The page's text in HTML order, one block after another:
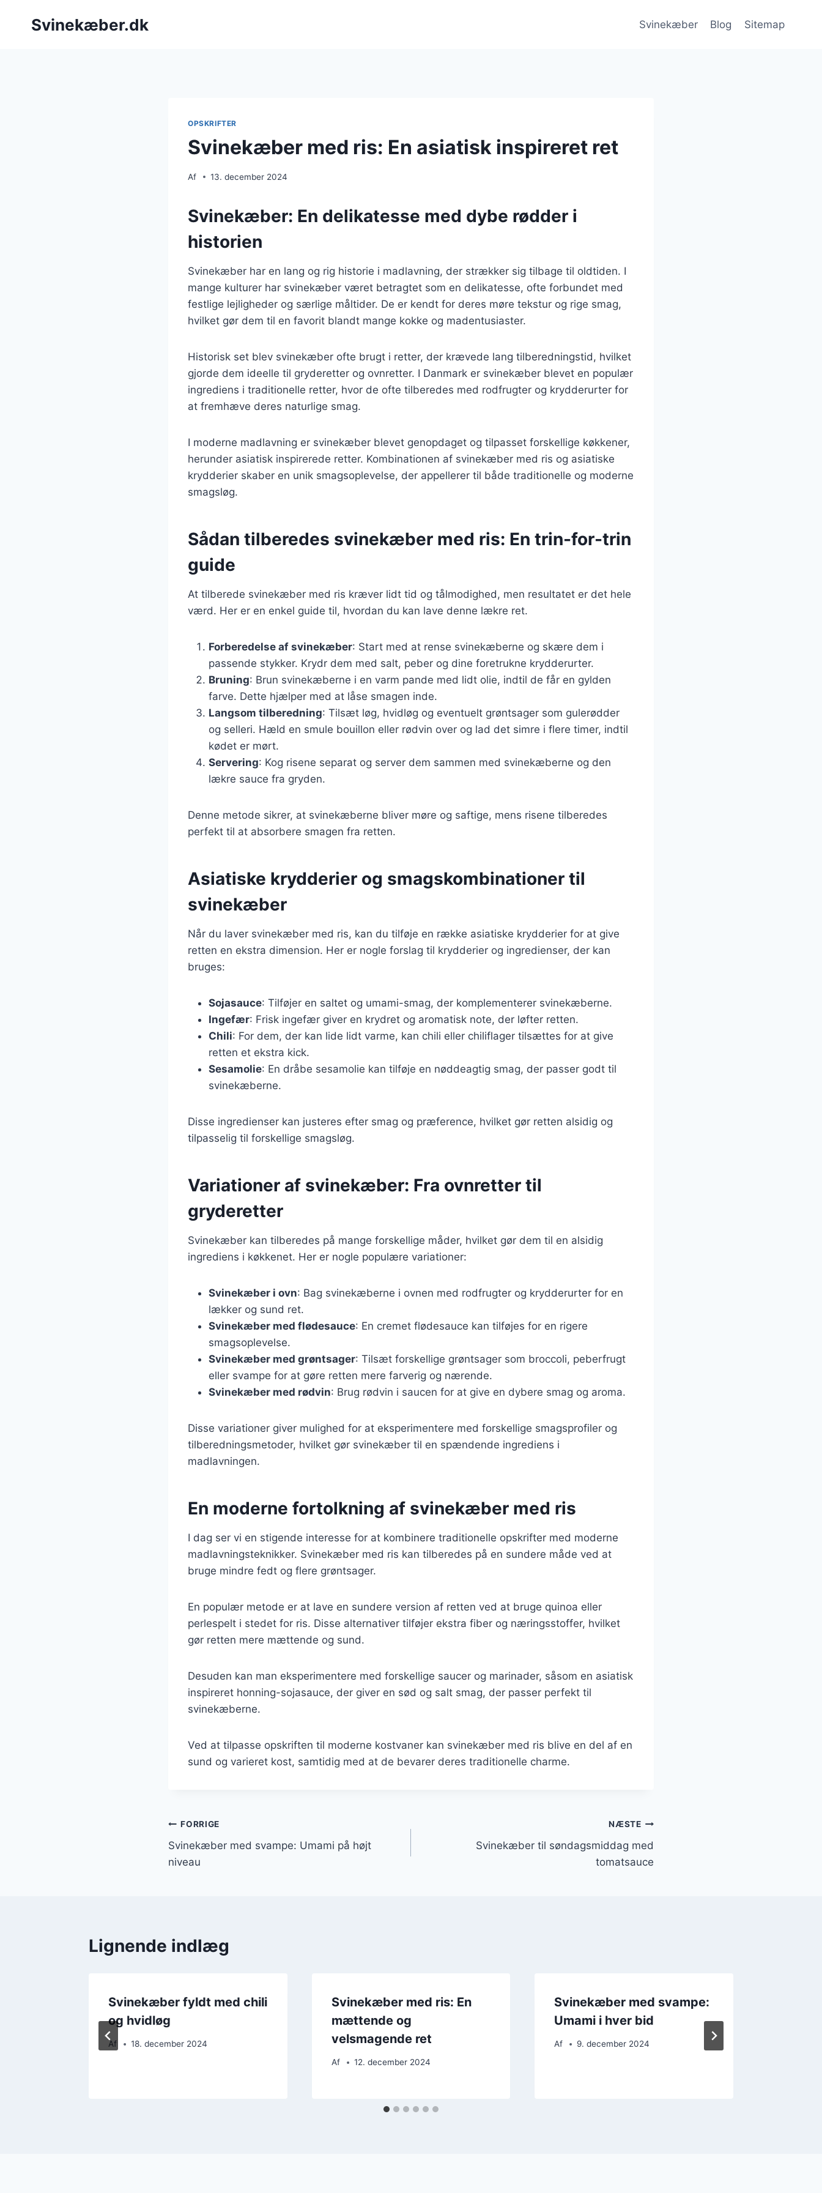
Svinekæber.dk Svinekæber Blog Sitemap
OPSKRIFTER
Svinekæber med ris: En asiatisk inspireret ret
Af 13. december 2024
Svinekæber: En delikatesse med dybe rødder i
historien
Svinekæber har en lang og rig historie i madlavning, der strækker sig tilbage til oldtiden. I
mange kulturer har svinekæber været betragtet som en delikatesse, ofte forbundet med
festlige lejligheder og særlige måltider. De er kendt for deres møre tekstur og rige smag,
hvilket gør dem til en favorit blandt mange kokke og madentusiaster.
Historisk set blev svinekæber ofte brugt i retter, der krævede lang tilberedningstid, hvilket
gjorde dem ideelle til gryderetter og ovnretter. I Danmark er svinekæber blevet en populær
ingrediens i traditionelle retter, hvor de ofte tilberedes med rodfrugter og krydderurter for
at fremhæve deres naturlige smag.
I moderne madlavning er svinekæber blevet genopdaget og tilpasset forskellige køkkener,
herunder asiatisk inspirerede retter. Kombinationen af svinekæber med ris og asiatiske
krydderier skaber en unik smagsoplevelse, der appellerer til både traditionelle og moderne
smagsløg.
Sådan tilberedes svinekæber med ris: En trin-for-trin
guide
At tilberede svinekæber med ris kræver lidt tid og tålmodighed, men resultatet er det hele
værd. Her er en enkel guide til, hvordan du kan lave denne lækre ret.
Forberedelse af svinekæber: Start med at rense svinekæberne og skære dem i
passende stykker. Krydr dem med salt, peber og dine foretrukne krydderurter.
Bruning: Brun svinekæberne i en varm pande med lidt olie, indtil de får en gylden
farve. Dette hjælper med at låse smagen inde.
Langsom tilberedning: Tilsæt løg, hvidløg og eventuelt grøntsager som gulerødder
og selleri. Hæld en smule bouillon eller rødvin over og lad det simre i flere timer, indtil
kødet er mørt.
Servering: Kog risene separat og server dem sammen med svinekæberne og den
lækre sauce fra gryden.
Denne metode sikrer, at svinekæberne bliver møre og saftige, mens risene tilberedes
perfekt til at absorbere smagen fra retten.
Asiatiske krydderier og smagskombinationer til
svinekæber
Når du laver svinekæber med ris, kan du tilføje en række asiatiske krydderier for at give
retten en ekstra dimension. Her er nogle forslag til krydderier og ingredienser, der kan
bruges:
Sojasauce: Tilføjer en saltet og umami-smag, der komplementerer svinekæberne.
Ingefær: Frisk ingefær giver en krydret og aromatisk note, der løfter retten.
Chili: For dem, der kan lide lidt varme, kan chili eller chiliflager tilsættes for at give
retten et ekstra kick.
Sesamolie: En dråbe sesamolie kan tilføje en nøddeagtig smag, der passer godt til
svinekæberne.
Disse ingredienser kan justeres efter smag og præference, hvilket gør retten alsidig og
tilpasselig til forskellige smagsløg.
Variationer af svinekæber: Fra ovnretter til
gryderetter
Svinekæber kan tilberedes på mange forskellige måder, hvilket gør dem til en alsidig
ingrediens i køkkenet. Her er nogle populære variationer:
Svinekæber i ovn: Bag svinekæberne i ovnen med rodfrugter og krydderurter for en
lækker og sund ret.
Svinekæber med flødesauce: En cremet flødesauce kan tilføjes for en rigere
smagsoplevelse.
Svinekæber med grøntsager: Tilsæt forskellige grøntsager som broccoli, peberfrugt
eller svampe for at gøre retten mere farverig og nærende.
Svinekæber med rødvin: Brug rødvin i saucen for at give en dybere smag og aroma.
Disse variationer giver mulighed for at eksperimentere med forskellige smagsprofiler og
tilberedningsmetoder, hvilket gør svinekæber til en spændende ingrediens i
madlavningen.
En moderne fortolkning af svinekæber med ris
I dag ser vi en stigende interesse for at kombinere traditionelle opskrifter med moderne
madlavningsteknikker. Svinekæber med ris kan tilberedes på en sundere måde ved at
bruge mindre fedt og flere grøntsager.
En populær metode er at lave en sundere version af retten ved at bruge quinoa eller
perlespelt i stedet for ris. Disse alternativer tilføjer ekstra fiber og næringsstoffer, hvilket
gør retten mere mættende og sund.
Desuden kan man eksperimentere med forskellige saucer og marinader, såsom en asiatisk
inspireret honning-sojasauce, der giver en sød og salt smag, der passer perfekt til
svinekæberne.
Ved at tilpasse opskriften til moderne kostvaner kan svinekæber med ris blive en del af en
sund og varieret kost, samtidig med at de bevarer deres traditionelle charme.
Indlægsnavigation
FORRIGE
Svinekæber med svampe: Umami på højt
niveau
NÆSTE
Svinekæber til søndagsmiddag med
tomatsauce
Lignende indlæg
Svinekæber fyldt med chili
og hvidløg
Af 18. december 2024
Svinekæber med ris: En
mættende og
velsmagende ret
Af 12. december 2024
Svinekæber med svampe:
Umami i hver bid
Af 9. december 2024